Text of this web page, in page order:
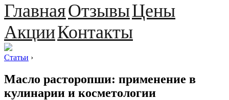
ГлавнаяОтзывыЦены
АкцииКонтакты
Статьи ›
Масло расторопши: применение в
кулинарии и косметологии